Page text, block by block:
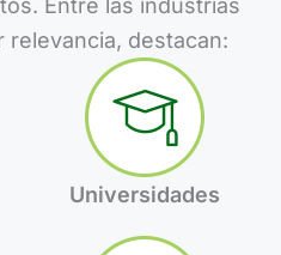
Entre las industrias
relevancia, destacan:
Universidades